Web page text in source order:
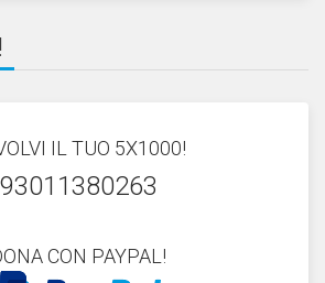
IL TUO 5X1000!
93011380263
CON PAYPAL!